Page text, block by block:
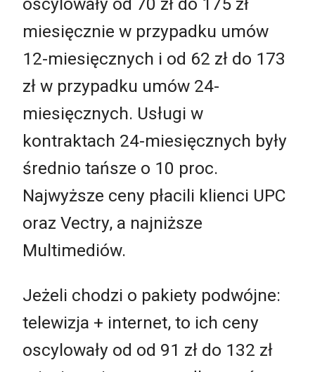
oscylowały od 70 zł do 175 zł
miesięcznie w przypadku umów
12-miesięcznych i od 62 zł do 173
zł w przypadku umów 24-
miesięcznych. Usługi w
kontraktach 24-miesięcznych były
średnio tańsze o 10 proc.
Najwyższe ceny płacili klienci UPC
oraz Vectry, a najniższe
Multimediów.
Jeżeli chodzi o pakiety podwójne:
telewizja + internet, to ich ceny
oscylowały od od 91 zł do 132 zł